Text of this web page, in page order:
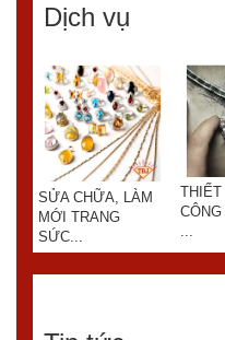
Dịch vụ
SỬA CHỮA, LÀM
MỚI TRANG
SỨC...
...